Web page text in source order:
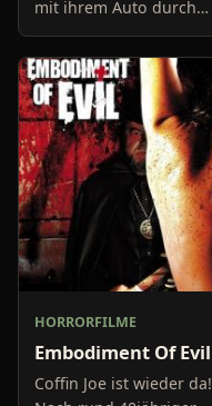
mit ihrem Auto durch
ein Waldgebiet das
ihnen offensichtlich
völlig fremd ist. Sie
beklagen sich immer
wieder, d
HORRORFILME
Embodiment Of Evil
Coffin Joe ist wieder da!